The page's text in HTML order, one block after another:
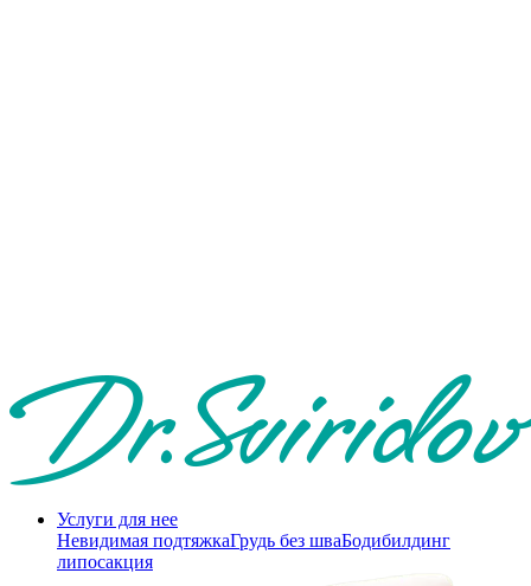
Услуги для нее
Невидимая подтяжкаГрудь без шваБодибилдинг
липосакция